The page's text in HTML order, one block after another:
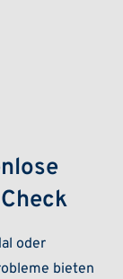
oder
bieten